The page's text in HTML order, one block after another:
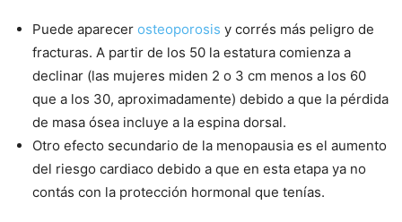
Puede aparecer osteoporosis y corrés más peligro de
fracturas. A partir de los 50 la estatura comienza a
declinar (las mujeres miden 2 o 3 cm menos a los 60
que a los 30, aproximadamente) debido a que la pérdida
de masa ósea incluye a la espina dorsal.
Otro efecto secundario de la menopausia es el aumento
del riesgo cardiaco debido a que en esta etapa ya no
contás con la protección hormonal que tenías.